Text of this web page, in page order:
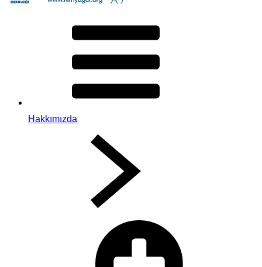
Hakkımızda